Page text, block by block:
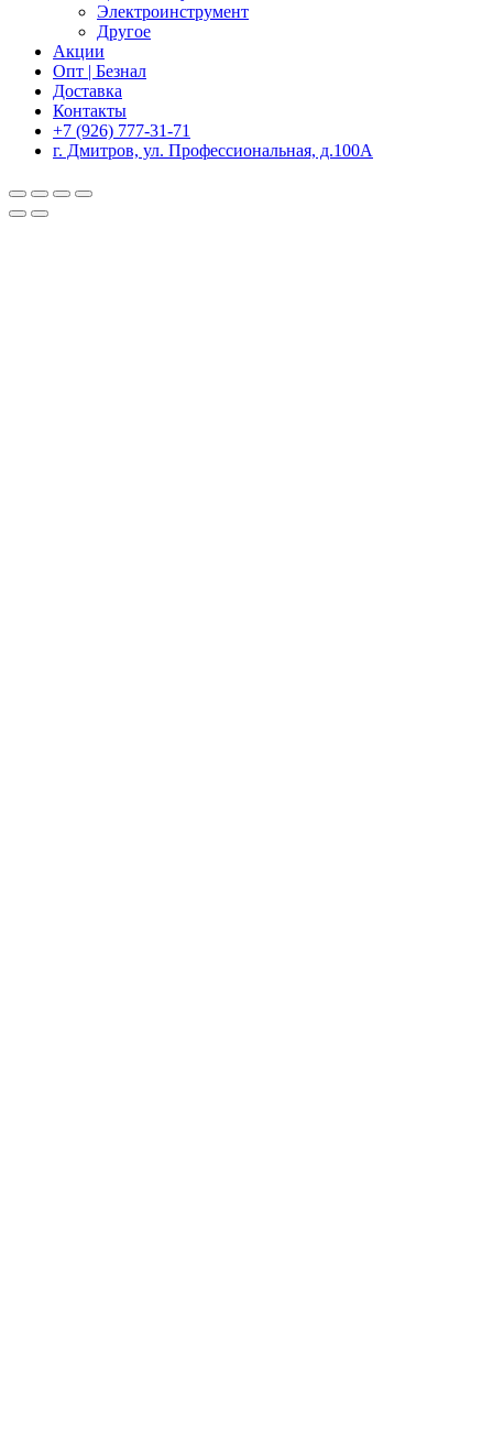
Электроинструмент
Другое
Акции
Опт | Безнал
Доставка
Контакты
+7 (926) 777-31-71
г. Дмитров, ул. Профессиональная, д.100А